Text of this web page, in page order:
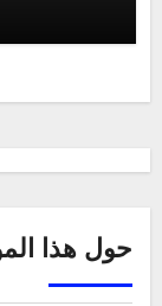
حول هذا